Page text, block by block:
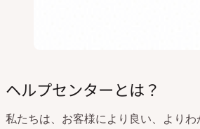
ヘルプセンターとは？
私たちは、お客様により良い、より